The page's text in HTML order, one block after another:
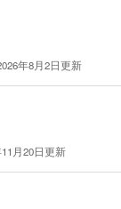
年8月2日更新
月20日更新